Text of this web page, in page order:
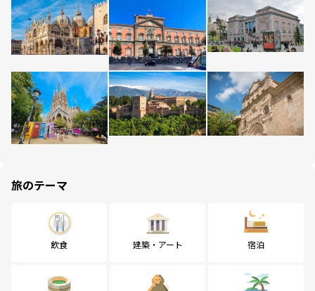
旅のテーマ
飲食 建築・アート 宿泊